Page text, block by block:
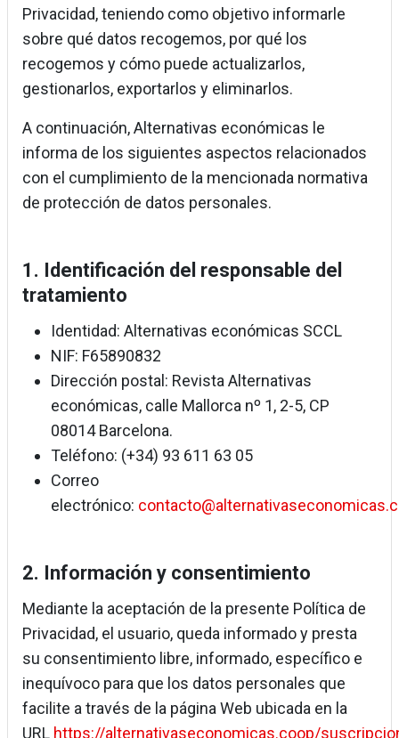
Privacidad, teniendo como objetivo informarle
sobre qué datos recogemos, por qué los
recogemos y cómo puede actualizarlos,
gestionarlos, exportarlos y eliminarlos.
A continuación, Alternativas económicas le
informa de los siguientes aspectos relacionados
con el cumplimiento de la mencionada normativa
de protección de datos personales.
1. Identificación del responsable del
tratamiento
Identidad: Alternativas económicas SCCL
NIF: F65890832
Dirección postal: Revista Alternativas
económicas, calle Mallorca nº 1, 2-5, CP
08014 Barcelona.
Teléfono: (+34) 93 611 63 05
Correo
electrónico:
2. Información y consentimiento
Mediante la aceptación de la presente Política de
Privacidad, el usuario, queda informado y presta
su consentimiento libre, informado, específico e
inequívoco para que los datos personales que
facilite a través de la página Web ubicada en la
URL https://alternativaseconomicas.coop/